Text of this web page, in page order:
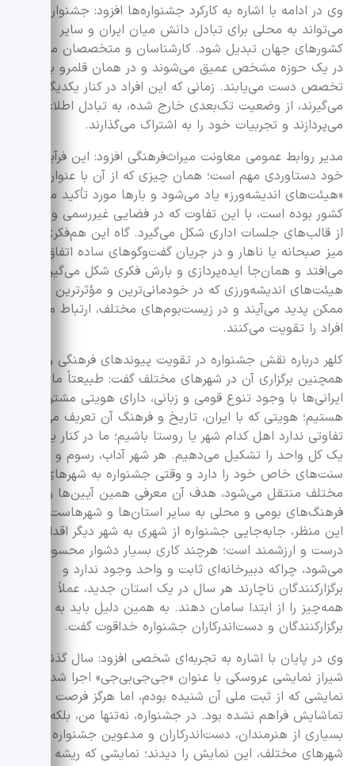
وی در ادامه با اشاره به کارکرد جشنواره‌ها افزود: جشنواره
می‌تواند به محلی برای تبادل دانش میان ایران و سایر
کشورهای جهان تبدیل شود. کارشناسان و متخصصان معمولاً
در یک حوزه مشخص عمیق می‌شوند و در همان قلمرو به
تخصص دست می‌یابند. زمانی که این افراد در کنار یکدیگر قرار
می‌گیرند، از وضعیت تک‌بعدی خارج شده، به تبادل اطلاعات
می‌پردازند و تجربیات خود را به اشتراک می‌گذارند.
مدیر روابط عمومی معاونت میراث‌فرهنگی افزود: این فرآیند،
خود دستاوردی مهم است؛ همان چیزی که از آن با عنوان
«هیئت‌های اندیشه‌ورز» یاد می‌شود و بارها مورد تأکید مسئولان
کشور بوده است، با این تفاوت که در فضایی غیررسمی و خارج
از قالب‌های جلسات اداری شکل می‌گیرد. گاه این هم‌فکری‌ها سر
میز صبحانه یا ناهار و در جریان گفت‌وگوهای ساده اتفاق
می‌افتد و همان‌جا ایده‌پردازی و بارش فکری شکل می‌گیرد؛
هیئت‌های اندیشه‌ورزی که در خودمانی‌ترین و مؤثرترین شکل
ممکن پدید می‌آیند و در زیست‌بوم‌های مختلف، ارتباط میان
افراد را تقویت می‌کنند.
کلهر درباره نقش جشنواره در تقویت پیوندهای فرهنگی و
همچنین برگزاری آن در شهرهای مختلف گفت: طبیعتاً ما
ایرانی‌ها با وجود تنوع قومی و زبانی، دارای هویتی مشترک
هستیم؛ هویتی که با ایران، تاریخ و فرهنگ آن تعریف می‌شود.
تفاوتی ندارد اهل کدام شهر یا روستا باشیم؛ ما در کنار یکدیگر،
یک کل واحد را تشکیل می‌دهیم. هر شهر آداب، رسوم و
سنت‌های خاص خود را دارد و وقتی جشنواره به شهرهای
مختلف منتقل می‌شود، هدف آن معرفی همین آیین‌ها و
فرهنگ‌های بومی و محلی به سایر استان‌ها و شهرهاست. از
این منظر، جابه‌جایی جشنواره از شهری به شهر دیگر اقدامی
درست و ارزشمند است؛ هرچند کاری بسیار دشوار محسوب
می‌شود، چراکه دبیرخانه‌ای ثابت و واحد وجود ندارد و
برگزارکنندگان ناچارند هر سال در یک استان جدید، عملاً
همه‌چیز را از ابتدا سامان دهند. به همین دلیل باید به
برگزارکنندگان و دست‌اندرکاران جشنواره خداقوت گفت.
وی در پایان با اشاره به تجربه‌ای شخصی افزود: سال گذشته در
شیراز نمایشی عروسکی با عنوان «جی‌جی‌بی‌جی» اجرا شد؛
نمایشی که از ثبت ملی آن شنیده بودم، اما هرگز فرصت
تماشایش فراهم نشده بود. در جشنواره، نه‌تنها من، بلکه
بسیاری از هنرمندان، دست‌اندرکاران و مدعوین جشنواره از
شهرهای مختلف، این نمایش را دیدند؛ نمایشی که ریشه در